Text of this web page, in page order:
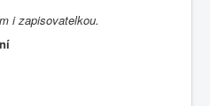
i zapisovatelkou.